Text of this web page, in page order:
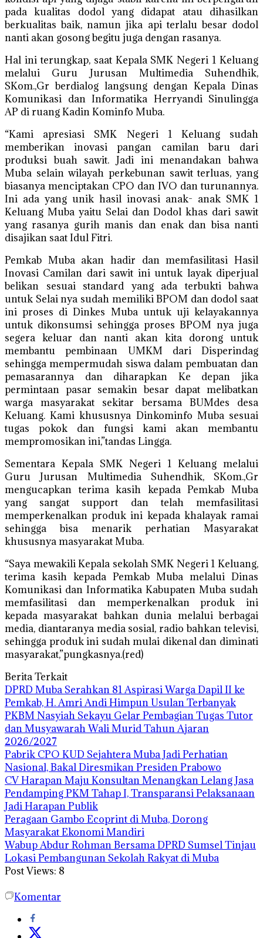
pada kualitas dodol yang didapat atau dihasilkan
berkualitas baik, namun jika api terlalu besar dodol
nanti akan gosong begitu juga dengan rasanya.
Hal ini terungkap, saat Kepala SMK Negeri 1 Keluang
melalui Guru Jurusan Multimedia Suhendhik,
SKom.,Gr berdialog langsung dengan Kepala Dinas
Komunikasi dan Informatika Herryandi Sinulingga
AP di ruang Kadin Kominfo Muba.
“Kami apresiasi SMK Negeri 1 Keluang sudah
memberikan inovasi pangan camilan baru dari
produksi buah sawit. Jadi ini menandakan bahwa
Muba selain wilayah perkebunan sawit terluas, yang
biasanya menciptakan CPO dan IVO dan turunannya.
Ini ada yang unik hasil inovasi anak- anak SMK 1
Keluang Muba yaitu Selai dan Dodol khas dari sawit
yang rasanya gurih manis dan enak dan bisa nanti
disajikan saat Idul Fitri.
Pemkab Muba akan hadir dan memfasilitasi Hasil
Inovasi Camilan dari sawit ini untuk layak diperjual
belikan sesuai standard yang ada terbukti bahwa
untuk Selai nya sudah memiliki BPOM dan dodol saat
ini proses di Dinkes Muba untuk uji kelayakannya
untuk dikonsumsi sehingga proses BPOM nya juga
segera keluar dan nanti akan kita dorong untuk
membantu pembinaan UMKM dari Disperindag
sehingga mempermudah siswa dalam pembuatan dan
pemasarannya dan diharapkan Ke depan jika
permintaan pasar semakin besar dapat melibatkan
warga masyarakat sekitar bersama BUMdes desa
Keluang. Kami khususnya Dinkominfo Muba sesuai
tugas pokok dan fungsi kami akan membantu
mempromosikan ini,”tandas Lingga.
Sementara Kepala SMK Negeri 1 Keluang melalui
Guru Jurusan Multimedia Suhendhik, SKom.,Gr
mengucapkan terima kasih kepada Pemkab Muba
yang sangat support dan telah memfasilitasi
memperkenalkan produk ini kepada khalayak ramai
sehingga bisa menarik perhatian Masyarakat
khususnya masyarakat Muba.
“Saya mewakili Kepala sekolah SMK Negeri 1 Keluang,
terima kasih kepada Pemkab Muba melalui Dinas
Komunikasi dan Informatika Kabupaten Muba sudah
memfasilitasi dan memperkenalkan produk ini
kepada masyarakat bahkan dunia melalui berbagai
media, diantaranya media sosial, radio bahkan televisi,
sehingga produk ini sudah mulai dikenal dan diminati
masyarakat,”pungkasnya.(red)
Berita Terkait
DPRD Muba Serahkan 81 Aspirasi Warga Dapil II ke
Pemkab, H. Amri Andi Himpun Usulan Terbanyak
PKBM Nasyiah Sekayu Gelar Pembagian Tugas Tutor
dan Musyawarah Wali Murid Tahun Ajaran
2026/2027
Pabrik CPO KUD Sejahtera Muba Jadi Perhatian
Nasional, Bakal Diresmikan Presiden Prabowo
CV Harapan Maju Konsultan Menangkan Lelang Jasa
Pendamping PKM Tahap I, Transparansi Pelaksanaan
Jadi Harapan Publik
Peragaan Gambo Ecoprint di Muba, Dorong
Masyarakat Ekonomi Mandiri
Wabup Abdur Rohman Bersama DPRD Sumsel Tinjau
Lokasi Pembangunan Sekolah Rakyat di Muba
Post Views: 8
Komentar